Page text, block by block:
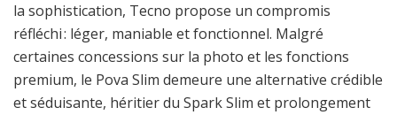
la sophistication, Tecno propose un compromis
réfléchi : léger, maniable et fonctionnel. Malgré
certaines concessions sur la photo et les fonctions
premium, le Pova Slim demeure une alternative crédible
et séduisante, héritier du Spark Slim et prolongement